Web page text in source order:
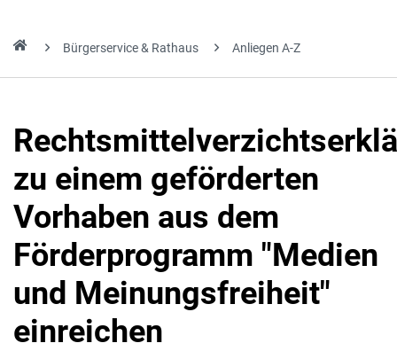
Bürgerservice & Rathaus Anliegen A-Z
zu einem geförderten
Vorhaben aus dem
Förderprogramm "Medien
und Meinungsfreiheit"
einreichen